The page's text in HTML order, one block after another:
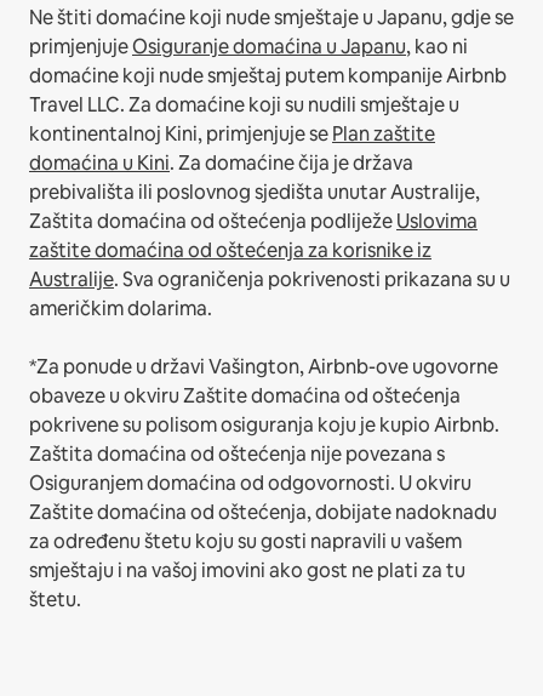
Ne štiti domaćine koji nude smještaje u Japanu, gdje se
primjenjujeOsiguranje domaćina u Japanu, kao ni
domaćine koji nude smještaj putem kompanije Airbnb
Travel LLC.Za domaćine koji su nudili smještaje u
kontinentalnoj Kini, primjenjuje sePlan zaštite
domaćina u Kini.Za domaćine čija je država
prebivališta ili poslovnog sjedišta unutar Australije,
Zaštita domaćina od oštećenja podliježeUslovima
zaštite domaćina od oštećenja za korisnike iz
Australije. Sva ograničenja pokrivenosti prikazana su u
američkim dolarima.
*Za ponude u državi Vašington, Airbnb-ove ugovorne
obaveze u okviru Zaštite domaćina od oštećenja
pokrivene su polisom osiguranja koju je kupio Airbnb.
Zaštita domaćina od oštećenja nije povezana s
Osiguranjem domaćina od odgovornosti. U okviru
Zaštite domaćina od oštećenja, dobijate nadoknadu
za određenu štetu koju su gosti napravili u vašem
smještaju i na vašoj imovini ako gost ne plati za tu
štetu.